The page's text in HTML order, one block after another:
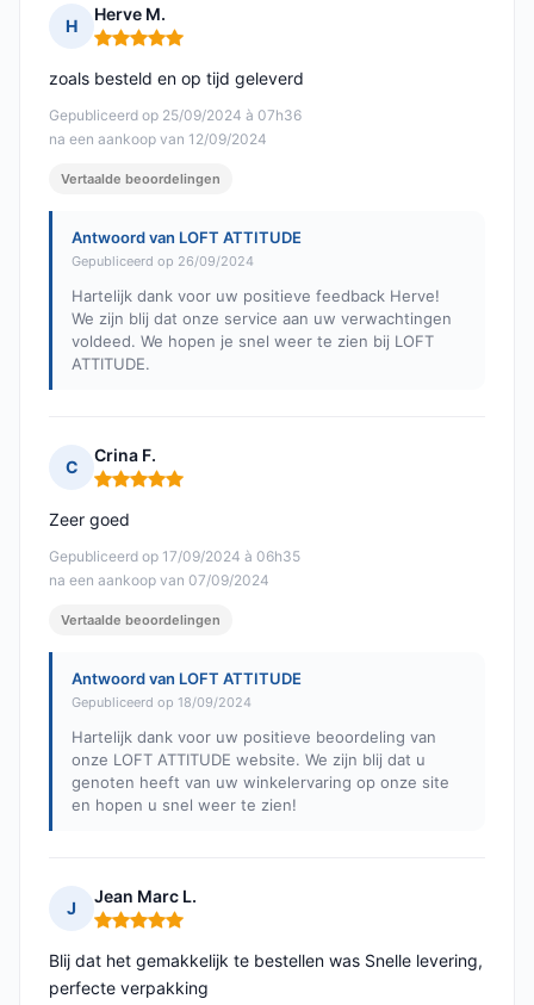
H
Herve M.
Opmerking: 5 van 5
Gepubliceerd op 25/09/2024 à 07h36
na een aankoop van 12/09/2024
zoals besteld en op tijd geleverd
Vertaalde beoordelingen
Antwoord van LOFT ATTITUDE
Gepubliceerd op 26/09/2024
Hartelijk dank voor uw positieve feedback Herve!
We zijn blij dat onze service aan uw verwachtingen
voldeed. We hopen je snel weer te zien bij LOFT
ATTITUDE.
C
Crina F.
Opmerking: 5 van 5
Gepubliceerd op 17/09/2024 à 06h35
na een aankoop van 07/09/2024
Zeer goed
Vertaalde beoordelingen
Antwoord van LOFT ATTITUDE
Gepubliceerd op 18/09/2024
Hartelijk dank voor uw positieve beoordeling van
onze LOFT ATTITUDE website. We zijn blij dat u
genoten heeft van uw winkelervaring op onze site
en hopen u snel weer te zien!
J
Jean Marc L.
Opmerking: 5 van 5
Blij dat het gemakkelijk te bestellen was Snelle levering,
perfecte verpakking